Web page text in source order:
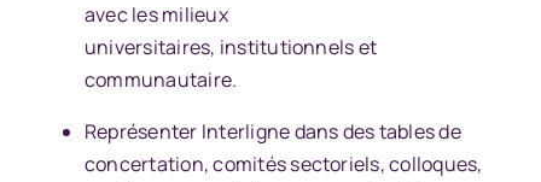
avec les milieux
universitaires, institutionnels et
communautaire.
Représenter Interligne dans des tables de
concertation, comités sectoriels, colloques,